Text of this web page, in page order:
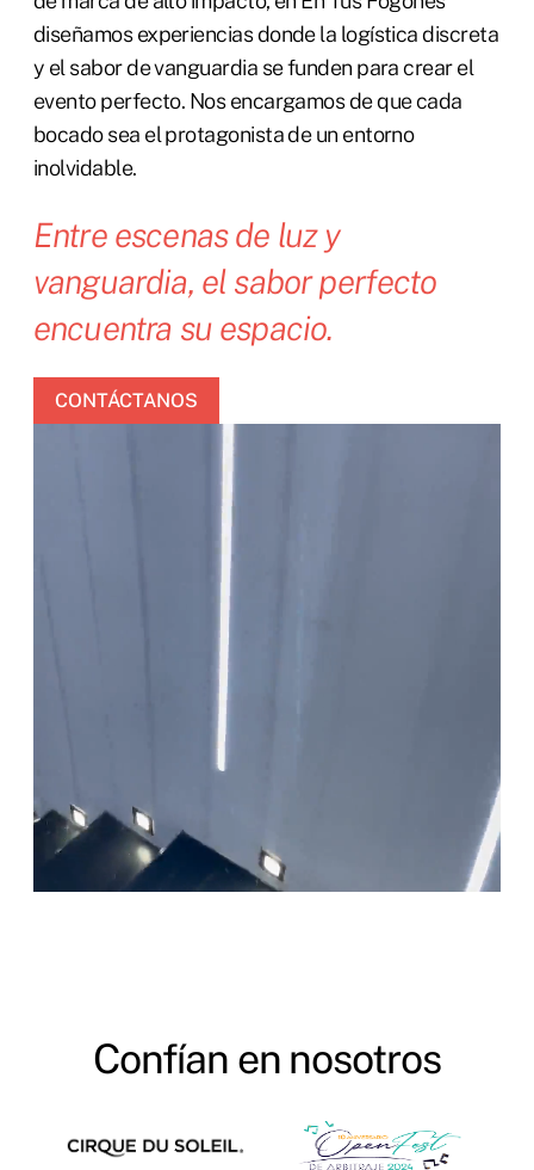
diseñamos experiencias donde la logística discreta
y el sabor de vanguardia se funden para crear el
evento perfecto. Nos encargamos de que cada
bocado sea el protagonista de un entorno
inolvidable.
Entre escenas de luz y
vanguardia, el sabor perfecto
encuentra su espacio.
CONTÁCTANOS
Confían en nosotros